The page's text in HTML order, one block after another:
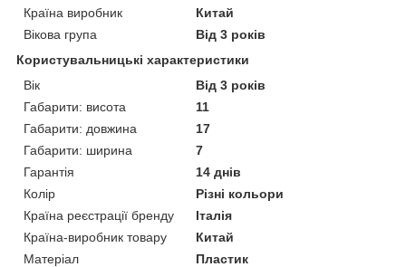
Країна виробник
Китай
Вікова група
Від 3 років
Користувальницькі характеристики
Вік
Від 3 років
Габарити: висота
11
Габарити: довжина
17
Габарити: ширина
7
Гарантія
14 днів
Колір
Різні кольори
Країна реєстрації бренду
Італія
Країна-виробник товару
Китай
Матеріал
Пластик